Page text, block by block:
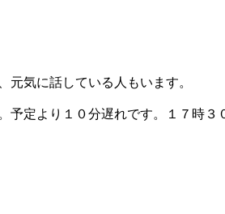
気に話している人もいます。
定より１０分遅れです。１７時３